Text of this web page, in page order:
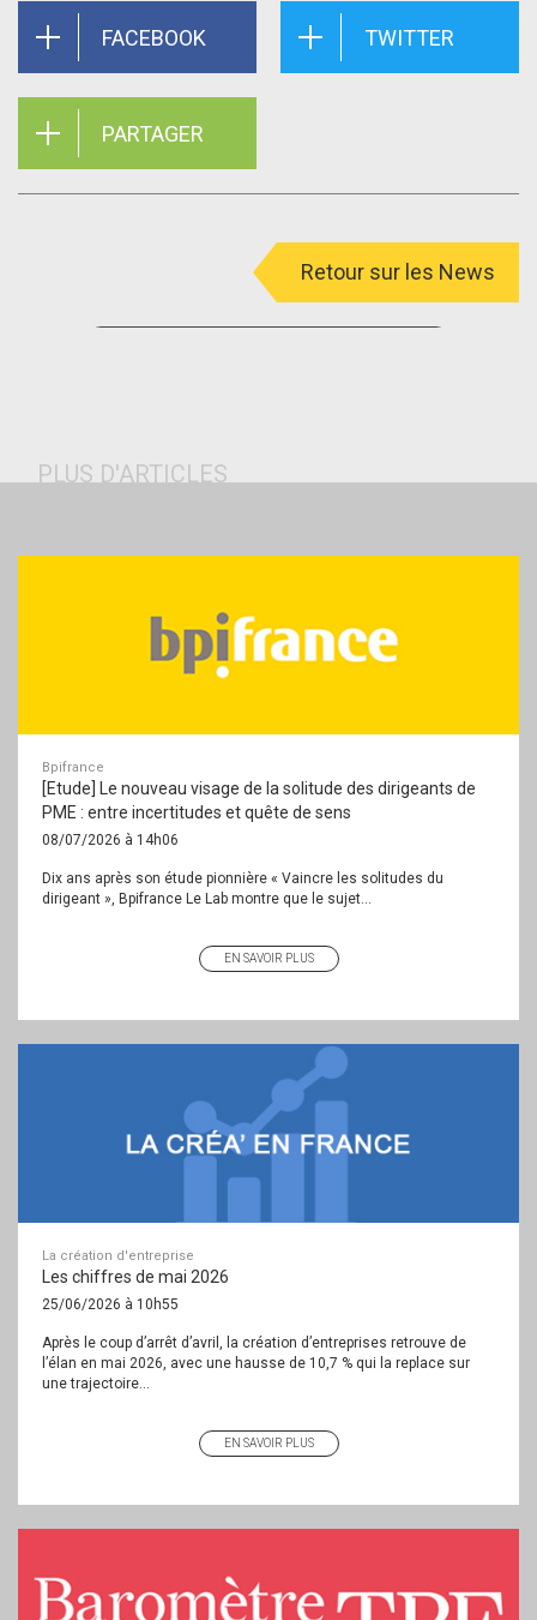
FACEBOOK TWITTER
PARTAGER
Retour sur les News
PLUS D'ARTICLES
Bpifrance
[Etude] Le nouveau visage de la solitude des dirigeants de
PME : entre incertitudes et quête de sens
08/07/2026 à 14h06
Dix ans après son étude pionnière « Vaincre les solitudes du
dirigeant », Bpifrance Le Lab montre que le sujet...
EN SAVOIR PLUS
La création d'entreprise
Les chiffres de mai 2026
25/06/2026 à 10h55
Après le coup d’arrêt d’avril, la création d’entreprises retrouve de
l’élan en mai 2026, avec une hausse de 10,7 % qui la replace sur
une trajectoire...
EN SAVOIR PLUS